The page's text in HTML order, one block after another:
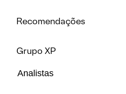
Recomendações
Grupo XP
Analistas